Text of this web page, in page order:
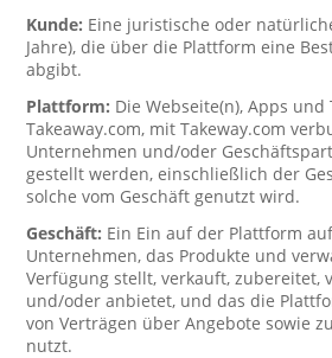
Kunde: Eine juristische oder
Jahre), die über die Plattform eine
abgibt.
Plattform: Die Webseite(n), Apps und
Takeaway.com, mit Takeway.com
Unternehmen und/oder
gestellt werden, einschließlich der
solche vom Geschäft genutzt wird.
Geschäft: Ein Ein auf der Plattform
Unternehmen, das Produkte und
Verfügung stellt, verkauft, zubereitet,
und/oder anbietet, und das die
von Verträgen über Angebote sowie
nutzt.